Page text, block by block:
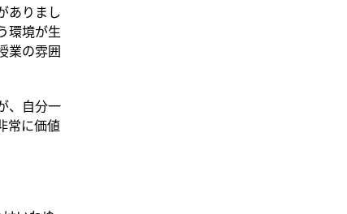
ありまし
環境が生
業の雰囲
、自分一
常に価値